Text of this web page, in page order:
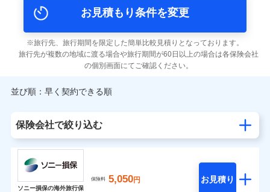
お見積もり条件を変更
旅行先、旅行期間を限定した簡単比較見積りとなっております。
旅行先が複数の地域に渡る場合や旅行期間が60日以上の場合は各保険会社
の個別画面にてご確認ください。
並び順：早く契約できる順
保険会社で絞り込む
ソニー損保の海外旅行保
保険料 5,050円 お見積り